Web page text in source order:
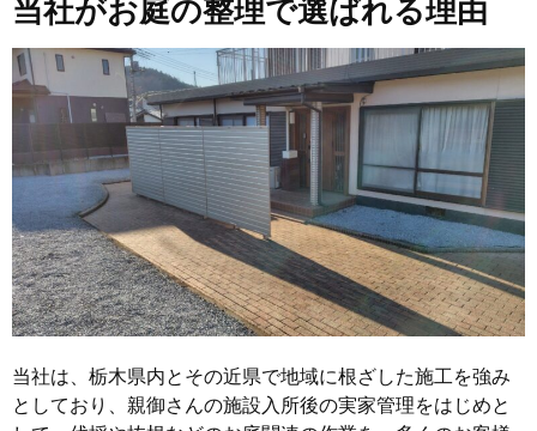
当社がお庭の整理で選ばれる理由
当社は、栃木県内とその近県で地域に根ざした施工を強み
としており、親御さんの施設入所後の実家管理をはじめと